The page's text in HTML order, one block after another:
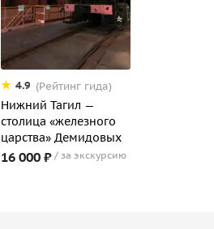
4.9 (Рейтинг гида)
Нижний Тагил —
столица «железного
царства» Демидовых
16 000 ₽ за экскурсию